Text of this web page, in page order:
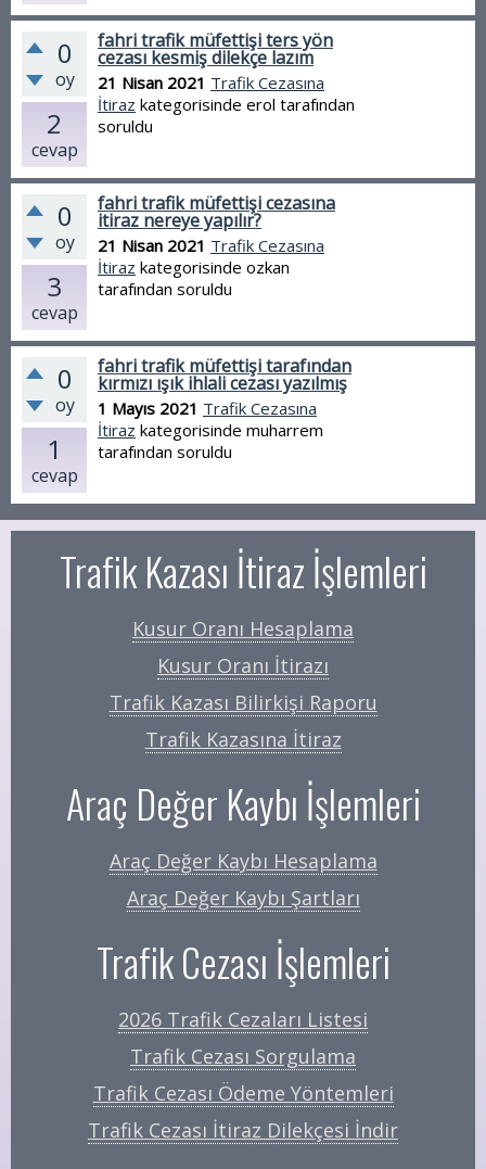
0
oy
2
cevap
fahri trafik müfettişi ters yön
cezası kesmiş dilekçe lazım
21 Nisan 2021 Trafik Cezasına
İtiraz kategorisinde erol tarafından
soruldu
0
oy
3
cevap
fahri trafik müfettişi cezasına
itiraz nereye yapılır?
21 Nisan 2021 Trafik Cezasına
İtiraz kategorisinde ozkan
tarafından soruldu
0
oy
1
cevap
fahri trafik müfettişi tarafından
kırmızı ışık ihlali cezası yazılmış
1 Mayıs 2021 Trafik Cezasına
İtiraz kategorisinde muharrem
tarafından soruldu
Trafik Kazası İtiraz İşlemleri
Kusur Oranı Hesaplama
Kusur Oranı İtirazı
Trafik Kazası Bilirkişi Raporu
Trafik Kazasına İtiraz
Araç Değer Kaybı İşlemleri
Araç Değer Kaybı Hesaplama
Araç Değer Kaybı Şartları
Trafik Cezası İşlemleri
2026 Trafik Cezaları Listesi
Trafik Cezası Sorgulama
Trafik Cezası Ödeme Yöntemleri
Trafik Cezası İtiraz Dilekçesi İndir